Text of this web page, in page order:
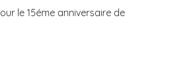
le 15éme anniversaire de